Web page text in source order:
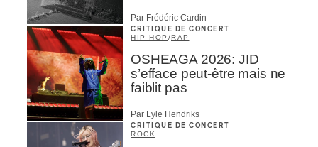
Par Frédéric Cardin
CRITIQUE DE CONCERT
HIP-HOP /RAP
OSHEAGA 2026: JID
s’efface peut-être mais ne
faiblit pas
Par Lyle Hendriks
CRITIQUE DE CONCERT
ROCK